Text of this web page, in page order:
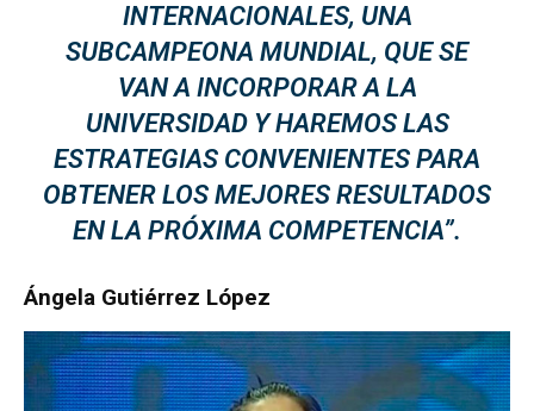
INTERNACIONALES, UNA
SUBCAMPEONA MUNDIAL, QUE SE
VAN A INCORPORAR A LA
UNIVERSIDAD Y HAREMOS LAS
ESTRATEGIAS CONVENIENTES PARA
OBTENER LOS MEJORES RESULTADOS
ENLA PRÓXIMA COMPETENCIA”.
Ángela Gutiérrez López